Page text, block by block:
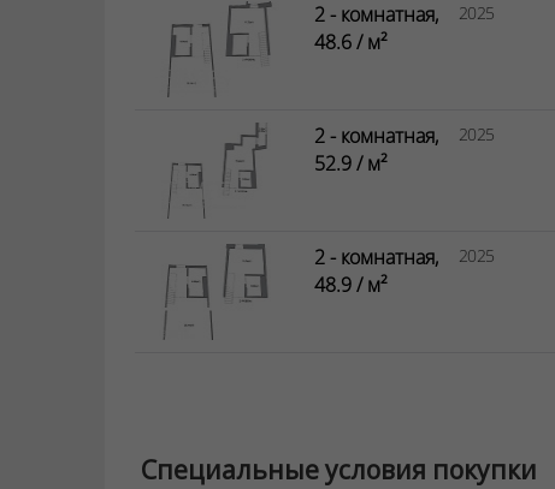
2 - комнатная,
48.6 / м²
2025
2 - комнатная,
52.9 / м²
2025
2 - комнатная,
48.9 / м²
2025
Специальные условия покупки